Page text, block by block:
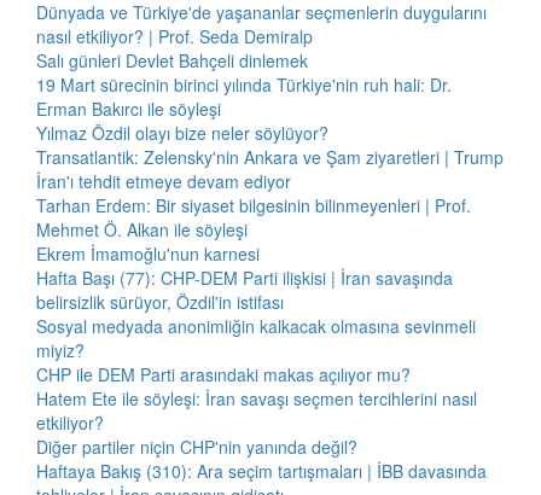
Dünyada ve Türkiye'de yaşananlar seçmenlerin duygularını
nasıl etkiliyor? | Prof. Seda Demiralp
Salı günleri Devlet Bahçeli dinlemek
19 Mart sürecinin birinci yılında Türkiye'nin ruh hali: Dr.
Erman Bakırcı ile söyleşi
Yılmaz Özdil olayı bize neler söylüyor?
Transatlantik: Zelensky'nin Ankara ve Şam ziyaretleri | Trump
İran'ı tehdit etmeye devam ediyor
Tarhan Erdem: Bir siyaset bilgesinin bilinmeyenleri | Prof.
Mehmet Ö. Alkan ile söyleşi
Ekrem İmamoğlu'nun karnesi
Hafta Başı (77): CHP-DEM Parti ilişkisi | İran savaşında
belirsizlik sürüyor, Özdil'in istifası
Sosyal medyada anonimliğin kalkacak olmasına sevinmeli
miyiz?
CHP ile DEM Parti arasındaki makas açılıyor mu?
Hatem Ete ile söyleşi: İran savaşı seçmen tercihlerini nasıl
etkiliyor?
Diğer partiler niçin CHP'nin yanında değil?
Haftaya Bakış (310): Ara seçim tartışmaları | İBB davasında